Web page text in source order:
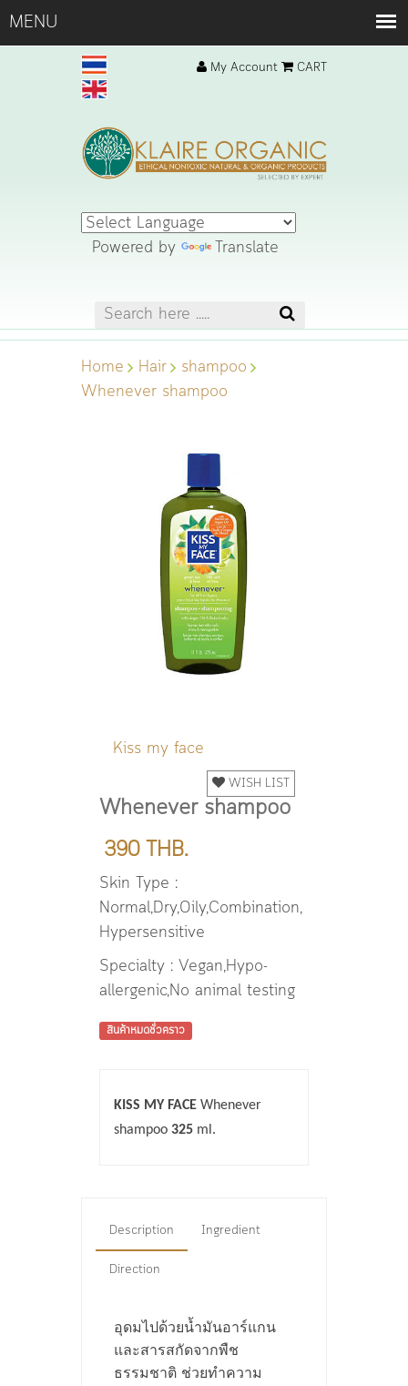
My Account CART
Powered by Translate
Home Hair
shampoo
Whenever shampoo
Kiss my face
WISH LIST
Whenever shampoo
390 THB.
Skin Type :
Normal,Dry,Oily,Combination,
Hypersensitive
Specialty : Vegan,Hypo-
allergenic,No animal testing
สินค้าหมดชั่วคราว
KISS MY FACE Whenever
shampoo 325 ml.
Description Ingredient
Direction
อุดมไปด้วยน้ำมันอาร์แกน
และสารสกัดจากพืช
ธรรมชาติ ช่วยทำความ